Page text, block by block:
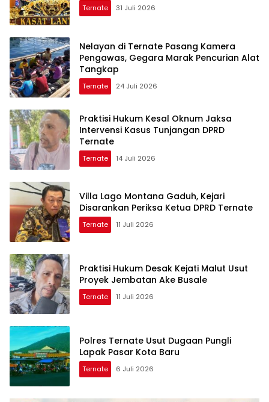
Ternate 31 Juli 2026
Nelayan di Ternate Pasang Kamera
Pengawas, Gegara Marak Pencurian Alat
Tangkap
Ternate 24 Juli 2026
Praktisi Hukum Kesal Oknum Jaksa
Intervensi Kasus Tunjangan DPRD
Ternate
Ternate 14 Juli 2026
Villa Lago Montana Gaduh, Kejari
Disarankan Periksa Ketua DPRD Ternate
Ternate 11 Juli 2026
Praktisi Hukum Desak Kejati Malut Usut
Proyek Jembatan Ake Busale
Ternate 11 Juli 2026
Polres Ternate Usut Dugaan Pungli
Lapak Pasar Kota Baru
Ternate 6 Juli 2026